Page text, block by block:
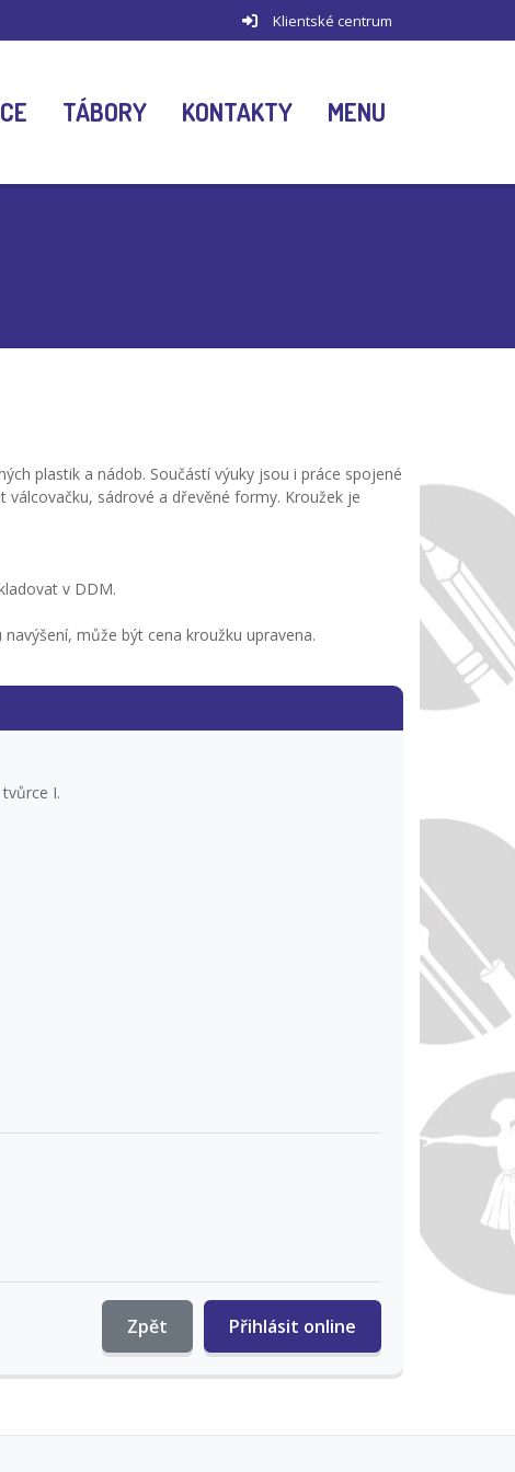
Klientské centrum
TÁBORY KONTAKTY MENU
plastik a nádob. Součástí výuky jsou i práce spojené
sádrové a dřevěné formy. Kroužek je
v DDM.
může být cena kroužku upravena.
I.
Přihlásit online
Zpět